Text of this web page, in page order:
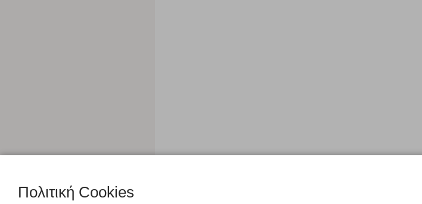
Πολιτική Cookies